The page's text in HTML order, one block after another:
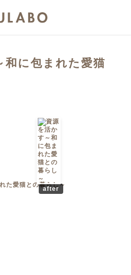
和に包まれた愛猫
after